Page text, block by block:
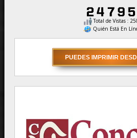
Total de Vistas :
Quién Está En